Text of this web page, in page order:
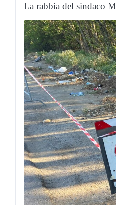
La rabbia del sindaco